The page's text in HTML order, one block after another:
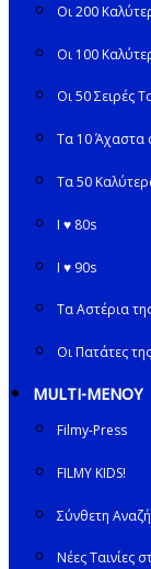
Οι 200
Οι 100
Οι 50 Σειρές
Τα 10 Άχαστα
Τα 50
I ♥ 80s
I ♥ 90s
Τα Αστέρια
Οι Πατάτες
MULTI-ΜΕΝΟΥ
Filmy-Press
FILMY KIDS!
Σύνθετη
Νέες Ταινίες